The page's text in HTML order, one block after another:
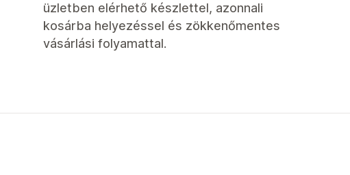
üzletben elérhető készlettel, azonnali
kosárba helyezéssel és zökkenőmentes
vásárlási folyamattal.